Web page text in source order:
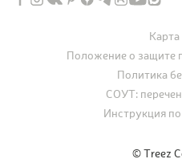
© Treez
Карта
Положение о защите
Политика
СОУТ:
Инструкция